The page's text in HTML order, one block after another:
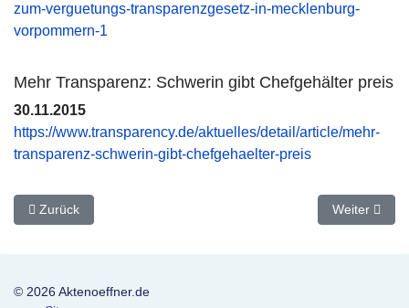
zum-verguetungs-transparenzgesetz-in-mecklenburg-
vorpommern-1
Mehr Transparenz: Schwerin gibt Chefgehälter preis
30.11.2015
https://www.transparency.de/aktuelles/detail/article/mehr-
transparenz-schwerin-gibt-chefgehaelter-preis
Vorheriger Beitrag: Freunde, Verwandte, Parteigenossen -
Zurück Nächster
Weiter
© 2026 Aktenoeffner.de